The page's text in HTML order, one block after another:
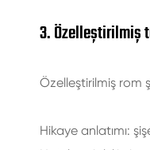
3. Özelleştirilmiş
Özelleştirilmiş rom
Hikaye anlatımı: